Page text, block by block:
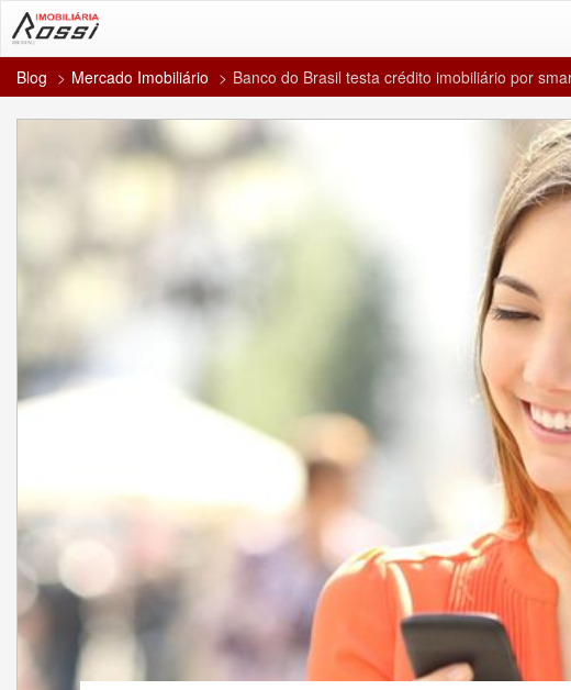
Blog Mercado Imobiliário Banco do Brasil testa crédito imobiliário por